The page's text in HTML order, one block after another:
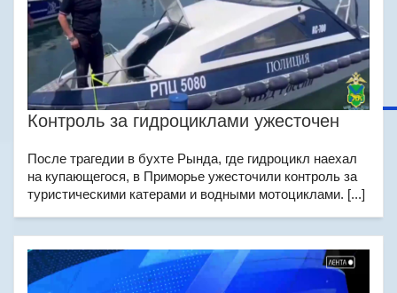
Контроль за гидроциклами ужесточен
После трагедии в бухте Рында, где гидроцикл наехал
на купающегося, в Приморье ужесточили контроль за
туристическими катерами и водными мотоциклами. [...]